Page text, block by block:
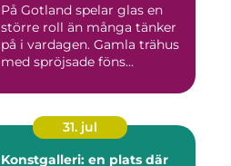
På Gotland spelar glas en
större roll än många tänker
på i vardagen. Gamla trähus
med spröjsade föns...
31. jul
Konstgalleri: en plats där